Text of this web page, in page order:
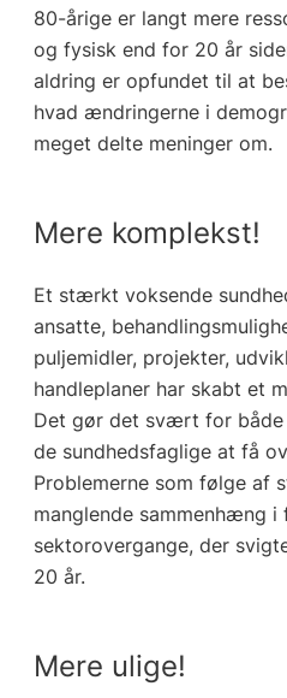
80-årige er langt mere
og fysisk end for 20 år
aldring er opfundet til at
hvad ændringerne i
meget delte meninger om.
Mere komplekst!
Et stærkt voksende
ansatte,
puljemidler, projekter,
handleplaner har skabt et
Det gør det svært for både
de sundhedsfaglige at få
Problemerne som følge af
manglende sammenhæng i
sektorovergange, der
20 år.
Mere ulige!